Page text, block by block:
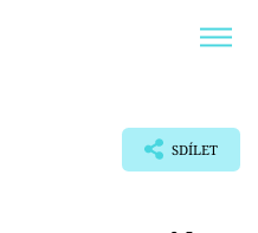
SDÍLET